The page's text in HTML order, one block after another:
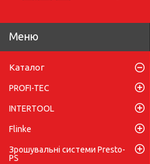
Каталог
PROFI-TEC
INTERTOOL
Flinke
Зрошувальні системи Presto-
PS